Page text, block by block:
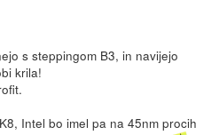
s steppingom B3, in navijejo
krila!
Intel bo imel pa na 45nm procih